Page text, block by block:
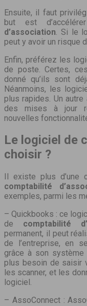
Ensuite, il faut
but est
d’association . Si le
peut y avoir un risque
Enfin, préférez les
de poste. Certes,
donné qu’ils sont
Néanmoins, les
plus rapides. Un autre
des mises à jour
nouvelles
Le logiciel de
choisir ?
Il existe plus d’une
comptabilité
exemples, parmi les
– Quickbooks : ce
de comptabilité
permanent, il peut
de l’entreprise, en
grâce à son système
plus besoin de saisir
les scanner, et les
logiciel.
– AssoConnect :